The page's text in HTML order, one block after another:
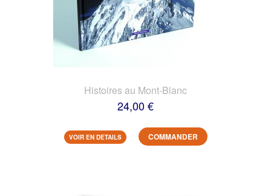
Histoires au Mont-Blanc
24,00 €
VOIR EN DETAILS COMMANDER